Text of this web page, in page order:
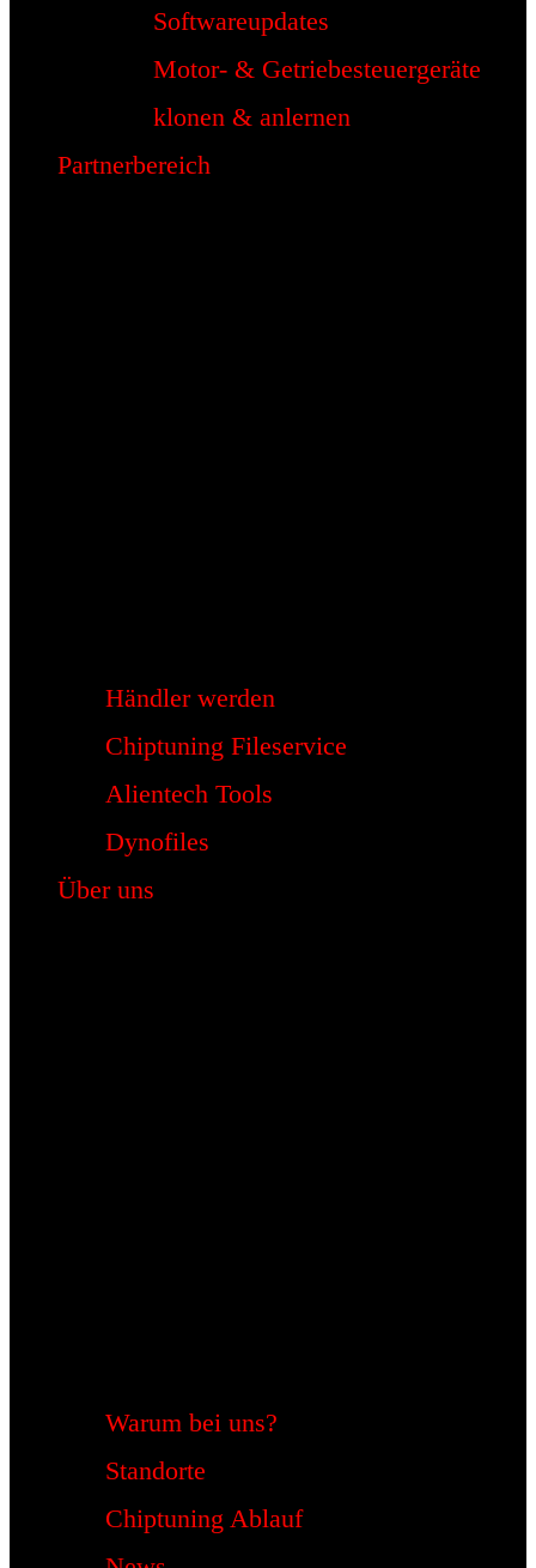
Softwareupdates
Motor- & Getriebesteuergeräte
klonen & anlernen
Partnerbereich
Händler werden
Chiptuning Fileservice
Alientech Tools
Dynofiles
Über uns
Warum bei uns?
Standorte
Chiptuning Ablauf